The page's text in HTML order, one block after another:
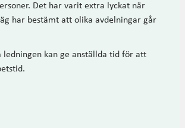
Det har varit extra lyckat när
har bestämt att olika avdelningar går
kan ge anställda tid för att